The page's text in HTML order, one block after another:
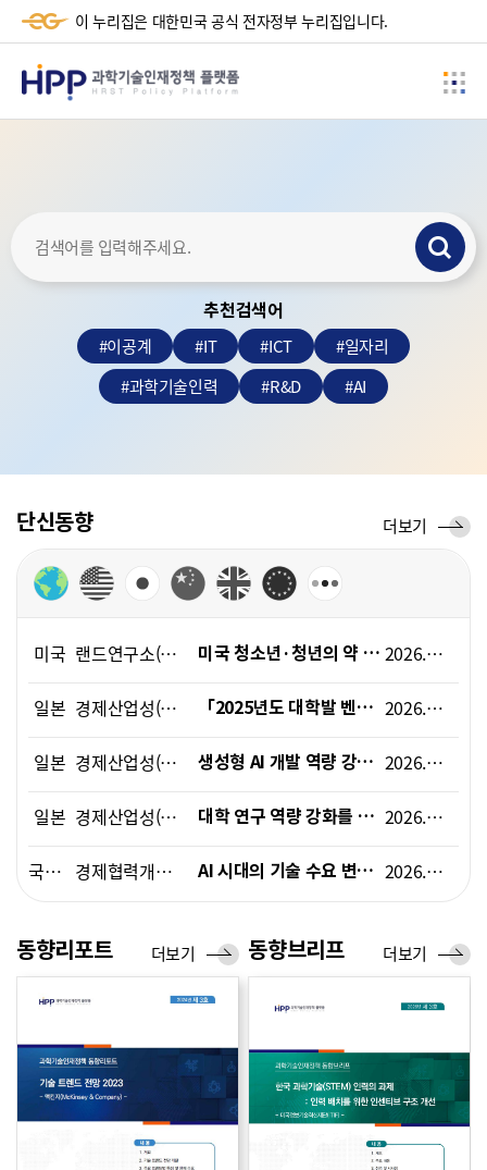
이 누리집은 대한민국 공식 전자정부 누리집입니다.
HPP
과
인
HRST
Policy
Platform
사
이
검
색
추천검색어
#이공계 #IT #ICT #일자리
#과학기술인력 #R&D #AI
단신동향
미국 랜드연구소(RAND) 미국 청소년·청년의 약 20%가 정신건강 조언용 AI 챗봇을 이용 2026.06.01
일본 경제산업성(METI) 「2025년도 대학발 벤처 기업 실태 조사」 결과(속보) 발표 2026.06.12
일본 경제산업성(METI) 생성형 AI 개발 역량 강화 프로젝트 「GENIAC」에서, 신규 연구개발 과제 채택 2026.05.14
일본 경제산업성(METI), 문부과학성(MEXT) 대학 연구 역량 강화를 위한 방안(지금까지의 논의 요약) 2026.05.22
국제기구 경제협력개발기구(OECD) AI 시대의 기술 수요 변화와 인력 역량 강화 정책 방향 2026.06.05
국제기구 경제협력개발기구(OECD) 교육과정 개혁의 성공을 위한 생태계적 접근과 실행 전략 2026.05.14
단
신
더보기
동향리포트
동
향
트
더보기 동향브리프
동
향
프
더보기